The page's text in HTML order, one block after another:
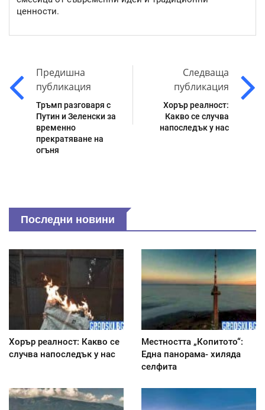
ценности.
Предишна
публикация
Тръмп разговаря с
Путин и Зеленски за
временно
прекратяване на
огъня
Следваща
публикация
Хорър реалност:
Какво се случва
напоследък у нас
Последни новини
Хорър реалност: Какво се
случва напоследък у нас
Местността „Копитото“:
Една панорама- хиляда
селфита